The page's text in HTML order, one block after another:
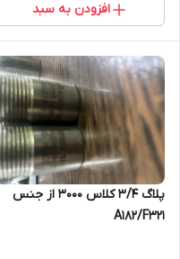
افزودن به سبد
پلاگ 3/4 کلاس 3000 از جنس
A182/F321